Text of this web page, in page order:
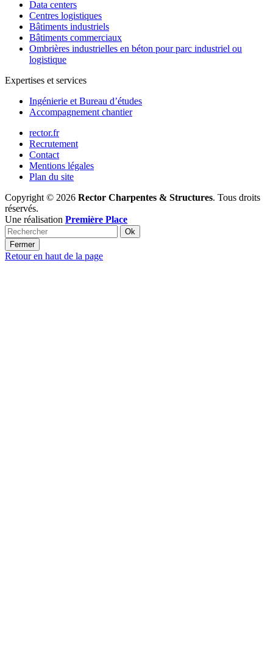
Data centers
Centres logistiques
Bâtiments industriels
Bâtiments commerciaux
Ombrières industrielles en béton pour parc industriel ou
logistique
Expertises et services
Ingénierie et Bureau d’études
Accompagnement chantier
rector.fr
Recrutement
Contact
Mentions légales
Plan du site
Copyright © 2026 Rector Charpentes & Structures. Tous droits
réservés.
Une réalisation Première Place
Ok
Fermer
Retour en haut de la page